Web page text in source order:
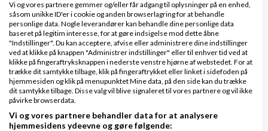
Klar lønnen med Danløn
Lav løn på et øjeblik–nemt, sikkert
og billigt. Opret gratis konto.
www.danlon.dk/
Vi og vores partnere gemmer og/eller får adgang til oplysninger på en enhed,
såsom unikke ID'er i cookie og anden browserlagring for at behandle
personlige data. Nogle leverandører kan behandle dine personlige data
baseret på legitim interesse, for at gøre indsigelse mod dette åbne
"Indstillinger". Du kan acceptere, afvise eller administrere dine indstillinger
ved at klikke på knappen "Administrer indstillinger" eller til enhver tid ved at
klikke på fingeraftryksknappen i nederste venstre hjørne af webstedet. For at
trække dit samtykke tilbage, klik på fingeraftrykket eller linket i sidefoden på
hjemmesiden og klik på menupunktet Mine data, på den side kan du trække
dit samtykke tilbage. Disse valg vil blive signaleret til vores partnere og vil ikke
påvirke browserdata.
Vi og vores partnere behandler data for at analysere
hjemmesidens ydeevne og gøre følgende: